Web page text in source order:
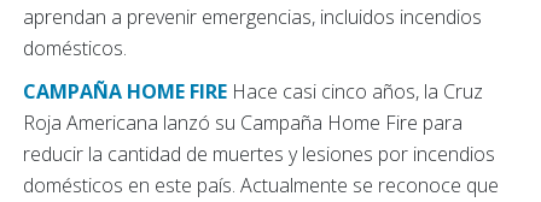
aprendan a prevenir emergencias, incluidos incendios
domésticos.
CAMPAÑA HOME FIRE Hace casi cinco años, la Cruz
Roja Americana lanzó su Campaña Home Fire para
reducir la cantidad de muertes y lesiones por incendios
domésticos en este país. Actualmente se reconoce que